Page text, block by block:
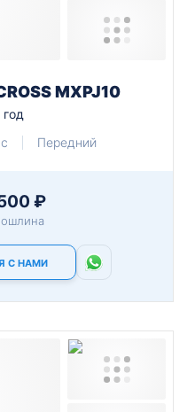
MXPJ10
Передний
₽
С НАМИ